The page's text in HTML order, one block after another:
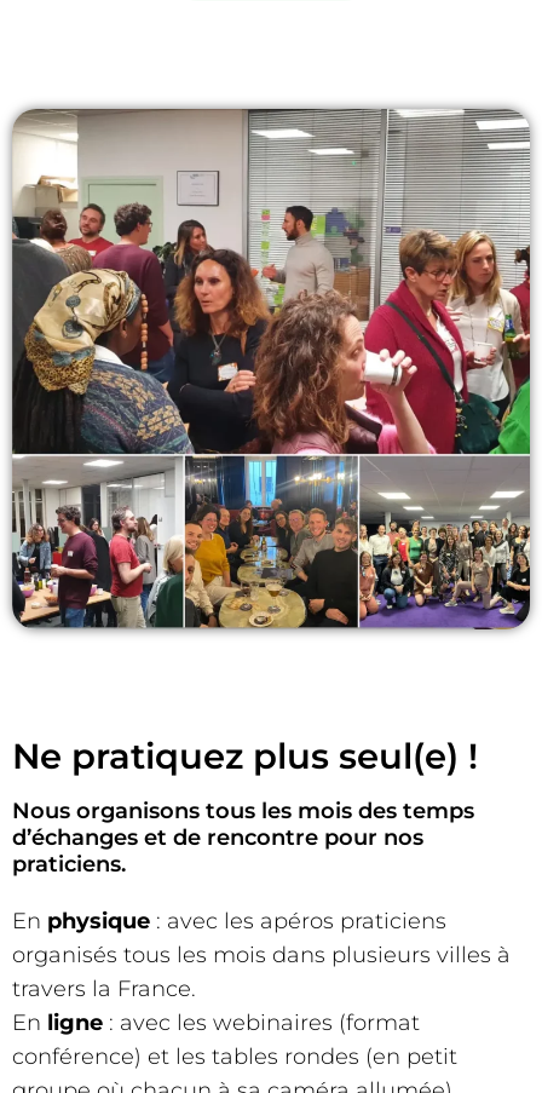
Ne pratiquez plus seul(e) !
Nous organisons tous les mois des temps
d’échanges et de rencontre pour nos
praticiens.
En physique : avec les apéros praticiens
organisés tous les mois dans plusieurs villes à
travers la France.
En ligne : avec les webinaires (format
conférence) et les tables rondes (en petit